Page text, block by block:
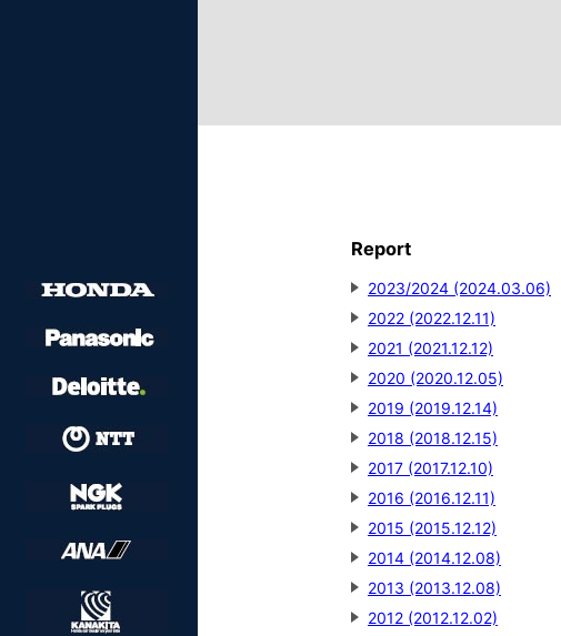
Report
2023/2024 (2024.03.06)
2022 (2022.12.11)
2021 (2021.12.12)
2020 (2020.12.05)
2019 (2019.12.14)
2018 (2018.12.15)
2017 (2017.12.10)
2016 (2016.12.11)
2015 (2015.12.12)
2014 (2014.12.08)
2013 (2013.12.08)
2012 (2012.12.02)